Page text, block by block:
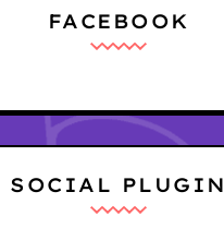
FACEBOOK
SOCIAL PLUGIN